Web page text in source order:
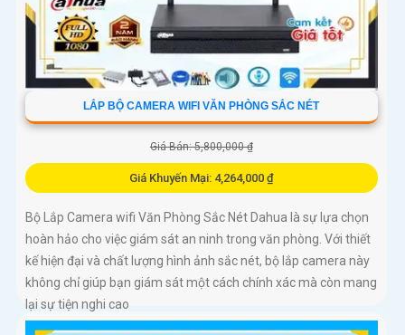
LẮP BỘ CAMERA WIFI VĂN PHÒNG SẮC NÉT
Giá Bán: 5,800,000 ₫
Giá Khuyến Mại: 4,264,000 ₫
Bộ Lắp Camera wifi Văn Phòng Sắc Nét Dahua là sự lựa chọn
hoàn hảo cho việc giám sát an ninh trong văn phòng. Với thiết
kế hiện đại và chất lượng hình ảnh sắc nét, bộ lắp camera này
không chỉ giúp bạn giám sát một cách chính xác mà còn mang
lại sự tiện nghi cao